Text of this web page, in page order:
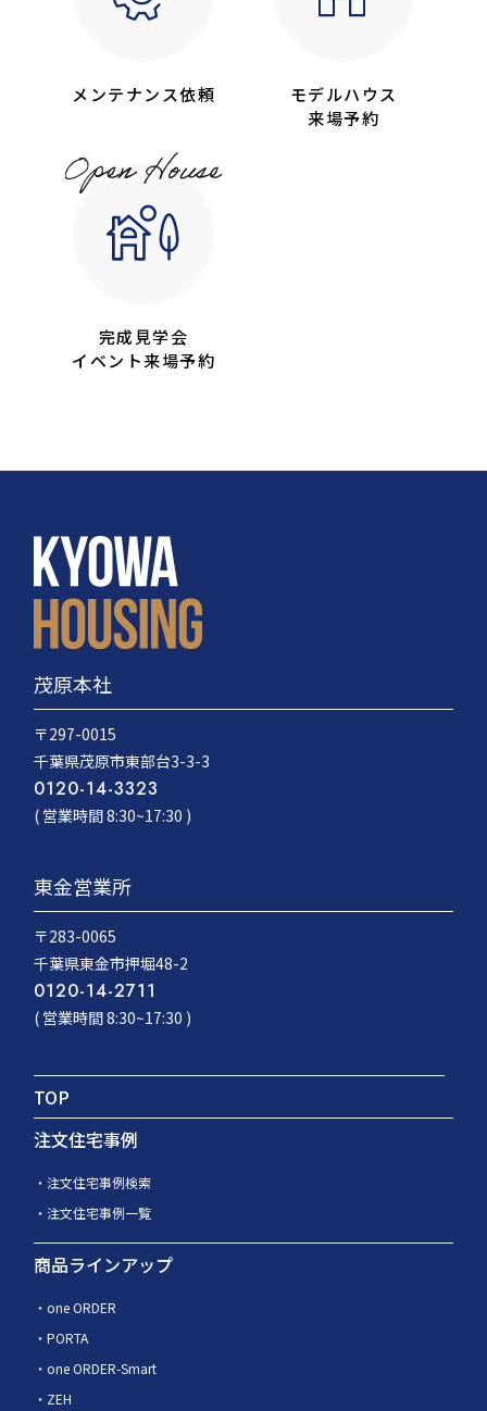
メンテナンス依頼
モデルハウス
来場予約
完成見学会
イベント来場予約
茂原本社
〒297-0015
千葉県茂原市東部台3-3-3
0120-14-3323
( 営業時間 8:30~17:30 )
東金営業所
〒283-0065
千葉県東金市押堀48-2
0120-14-2711
( 営業時間 8:30~17:30 )
TOP
注文住宅事例
注文住宅事例検索
注文住宅事例一覧
商品ラインアップ
one ORDER
PORTA
one ORDER-Smart
ZEH